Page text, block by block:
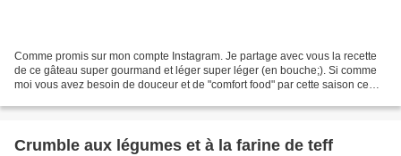
Comme promis sur mon compte Instagram. Je partage avec vous la recette
de ce gâteau super gourmand et léger super léger (en bouche;). Si comme
moi vous avez besoin de douceur et de "comfort food" par cette saison ce
Crumble aux légumes et à la farine de teff